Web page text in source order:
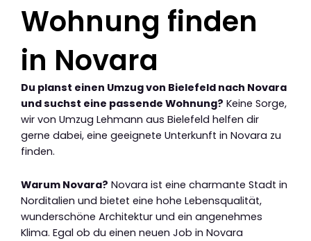
Wohnung finden
in Novara
Du planst einen Umzug von Bielefeld nach Novara
und suchst eine passende Wohnung? Keine Sorge,
wir von Umzug Lehmann aus Bielefeld helfen dir
gerne dabei, eine geeignete Unterkunft in Novara zu
finden.
Warum Novara? Novara ist eine charmante Stadt in
Norditalien und bietet eine hohe Lebensqualität,
wunderschöne Architektur und ein angenehmes
Klima. Egal ob du einen neuen Job in Novara